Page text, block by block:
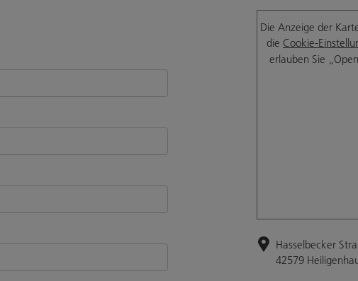
Die Anzeige der
die Cookie-
erlauben Sie
Hasselbecker
42579